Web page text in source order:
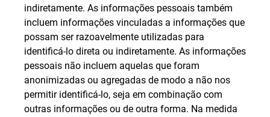
indiretamente. As informações pessoais também
incluem informações vinculadas a informações que
possam ser razoavelmente utilizadas para
identificá-lo direta ou indiretamente. As informações
pessoais não incluem aquelas que foram
anonimizadas ou agregadas de modo a não nos
permitir identificá-lo, seja em combinação com
outras informações ou de outra forma. Na medida